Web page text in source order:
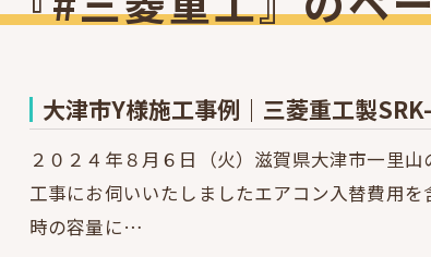
大津市Y様施工事例｜三菱重工製
２０２４年８月６日（火）滋賀県大津市一里
工事にお伺いいたしましたエアコン入替費用
時の容量に…